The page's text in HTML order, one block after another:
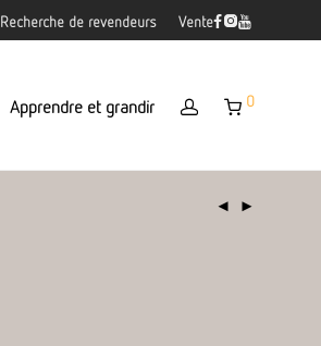
Recherche de revendeurs Vente
Apprendre et grandir 0